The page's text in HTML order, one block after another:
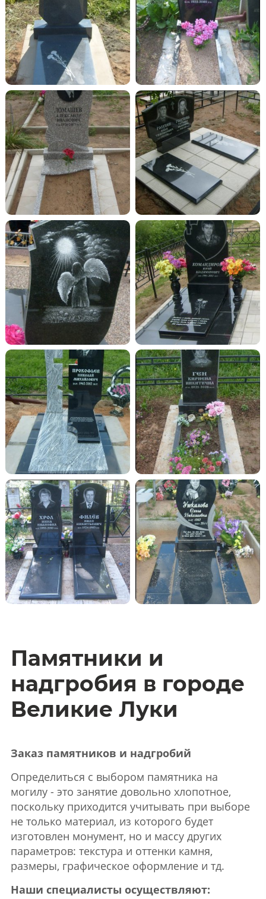
Памятники и
надгробия в городе
Великие Луки
Заказ памятников и надгробий
Определиться с выбором памятника на
могилу - это занятие довольно хлопотное,
поскольку приходится учитывать при выборе
не только материал, из которого будет
изготовлен монумент, но и массу других
параметров: текстура и оттенки камня,
размеры, графическое оформление и тд.
Наши специалисты осуществляют: